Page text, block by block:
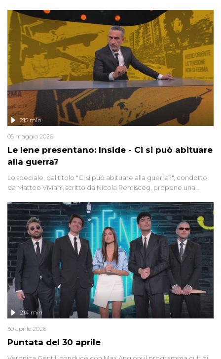
Le Iene presentano: Inside - Ci si può abituare
alla guerra?
215 min
05 maggio 2026
Lo speciale, dal titolo "Ci si può abituare alla guerra?", condotto
da Matteo Viviani, scritto da Nicola Remisceg, propone una
di settore - su quanto la guerra sia diventata una realtà pervasiva.
Anche se l'Italia non è direttamente coinvolta in conflitti armati, il
contesto globale rende impossibile considerarla un fenomeno
lontano.
Puntata del 30 aprile
214 min
30 aprile 2026